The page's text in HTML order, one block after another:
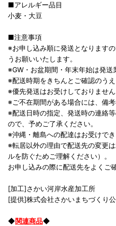
■アレルギー品目
小麦・大豆
■注意事項
※お申し込み順に発送となります
うお願いいたします。
※GW・お盆期間・年末年始は発送
※配送時期をきちんとご確認のうえ
※優先発送はお受けしておりません
※ご不在期間がある場合には、備考
※配送日時の指定、発送時の連絡
ので、予めご了承ください。
※沖縄・離島への配達はお受けでき
※転居以外の理由で配送先の変更
ルを防ぐためご理解ください）。
お申し込みの際に配送先をよくご
[加工]さかい河岸水産加工所
[提供]株式会社さかいまちづくり
◆関連商品◆